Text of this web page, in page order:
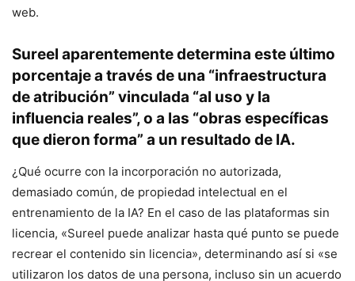
web.
Sureel aparentemente determina este último
porcentaje a través de una “infraestructura
de atribución” vinculada “al uso y la
influencia reales”, o a las “obras específicas
que dieron forma” a un resultado de IA.
¿Qué ocurre con la incorporación no autorizada,
demasiado común, de propiedad intelectual en el
entrenamiento de la IA? En el caso de las plataformas sin
licencia, «Sureel puede analizar hasta qué punto se puede
recrear el contenido sin licencia», determinando así si «se
utilizaron los datos de una persona, incluso sin un acuerdo